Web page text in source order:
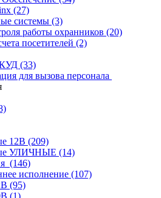
(27)
системы (3)
работы охранников (20)
посетителей (2)
(33)
для вызова персонала
12В (209)
УЛИЧНЫЕ (14)
(146)
исполнение (107)
(95)
(1)